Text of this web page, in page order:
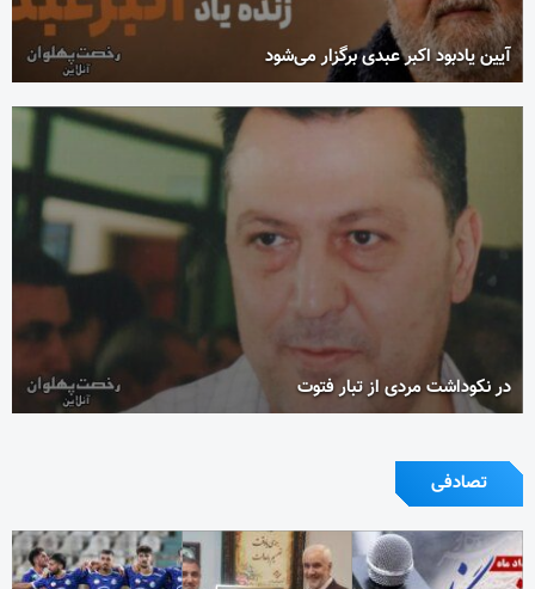
آیین یادبود اکبر عبدی برگزار می‌شود
در نکوداشت مردی از تبار فتوت
تصادفی